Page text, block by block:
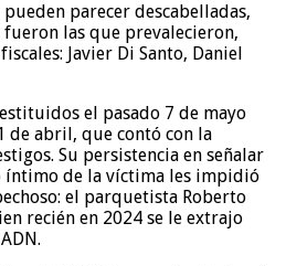
parecer descabelladas,
las que prevalecieron,
Javier Di Santo, Daniel
el pasado 7 de mayo
abril, que contó con la
Su persistencia en señalar
íntimo de la víctima les impidió
el parquetista Roberto
recién en 2024 se le extrajo